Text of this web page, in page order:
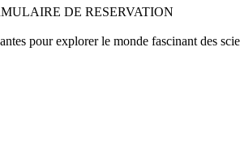
DE RESERVATION
pour explorer le monde fascinant des